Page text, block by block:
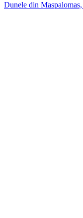
Dunele din